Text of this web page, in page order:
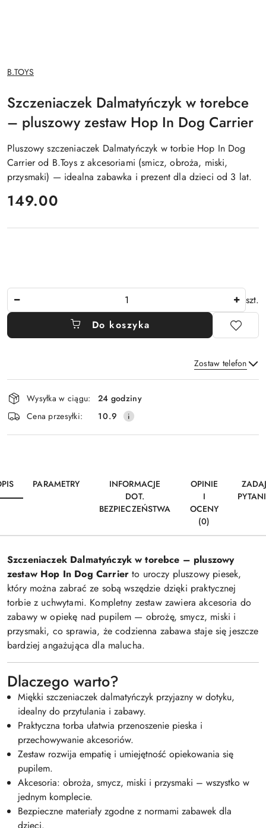
NAZWA
PRODUCENTA:
B.TOYS
Szczeniaczek Dalmatyńczyk w torebce
– pluszowy zestaw Hop In Dog Carrier
Pluszowy szczeniaczek Dalmatyńczyk w torbie Hop In Dog
Carrier od B.Toys z akcesoriami (smicz, obroża, miski,
przysmaki) — idealna zabawka i prezent dla dzieci od 3 lat.
cena:
149.00
szt.
Do koszyka
Zostaw telefon
Wyślij
Dostępność
i
dostawa
Wysyłka w ciągu:
24 godziny
Cena przesyłki:
10.9
PARAMETRY
INFORMACJE
DOT.
BEZPIECZEŃSTWA
OPINIE
I
OCENY
(0)
Szczeniaczek Dalmatyńczyk w torebce – pluszowy
zestaw Hop In Dog Carrier to uroczy pluszowy piesek,
który można zabrać ze sobą wszędzie dzięki praktycznej
torbie z uchwytami. Kompletny zestaw zawiera akcesoria do
zabawy w opiekę nad pupilem — obrożę, smycz, miski i
przysmaki, co sprawia, że codzienna zabawa staje się jeszcze
bardziej angażująca dla malucha.
Dlaczego warto?
Miękki szczeniaczek dalmatyńczyk przyjazny w dotyku,
idealny do przytulania i zabawy.
Praktyczna torba ułatwia przenoszenie pieska i
przechowywanie akcesoriów.
Zestaw rozwija empatię i umiejętność opiekowania się
pupilem.
Akcesoria: obroża, smycz, miski i przysmaki – wszystko w
jednym komplecie.
Bezpieczne materiały zgodne z normami zabawek dla